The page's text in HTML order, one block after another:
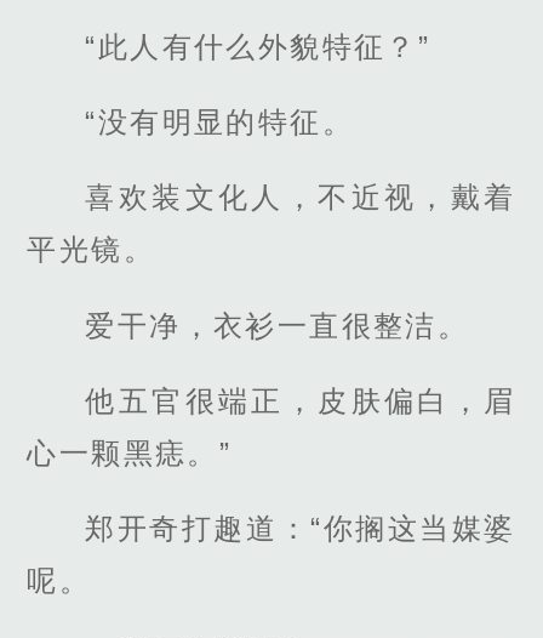
“此人有什么外貌特征？”
“没有明显的特征。
喜欢装文化人，不近视，戴着
平光镜。
爱干净，衣衫一直很整洁。
他五官很端正，皮肤偏白，眉
心一颗黑痣。”
郑开奇打趣道：“你搁这当媒婆
呢。